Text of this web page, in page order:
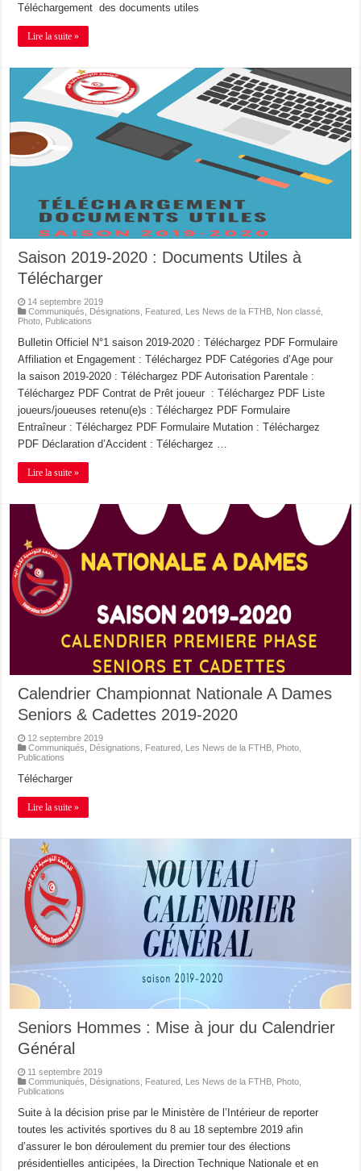
Téléchargement des documents utiles
Lire la suite »
Saison 2019-2020 : Documents Utiles à
Télécharger
14 septembre 2019
Communiqués
Désignations Featured Les News de la FTHB Non classé
Photo Publications
Bulletin Officiel N°1 saison 2019-2020 : Téléchargez PDF Formulaire
Affiliation et Engagement : Téléchargez PDF Catégories d’Age pour
la saison 2019-2020 : Téléchargez PDF Autorisation Parentale :
Téléchargez PDF Contrat de Prêt joueur : Téléchargez PDF Liste
joueurs/joueuses retenu(e)s : Téléchargez PDF Formulaire
Entraîneur : Téléchargez PDF Formulaire Mutation : Téléchargez
PDF Déclaration d’Accident : Téléchargez …
Lire la suite »
Calendrier Championnat Nationale A Dames
Seniors & Cadettes 2019-2020
12 septembre 2019
Communiqués
Désignations Featured Les News de la FTHB Photo
Publications
Télécharger
Lire la suite »
Seniors Hommes : Mise à jour du Calendrier
Général
11 septembre 2019
Communiqués
Désignations Featured Les News de la FTHB Photo
Publications
Suite à la décision prise par le Ministère de l’Intérieur de reporter
toutes les activités sportives du 8 au 18 septembre 2019 afin
d’assurer le bon déroulement du premier tour des élections
présidentielles anticipées, la Direction Technique Nationale et en